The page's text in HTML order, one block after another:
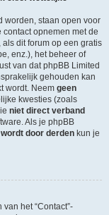
worden, staan open voor
opnemen met de
als dit forum op een gratis
enz.), het beheer of
van dat phpBB Limited
gehouden kan
wordt. Neem geen
kwesties (zoals
niet direct verband
Als je phpBB
door derden kun je
het “Contact”-